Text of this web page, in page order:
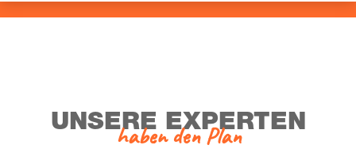
UNSE­RE EXPERTEN
haben den Plan